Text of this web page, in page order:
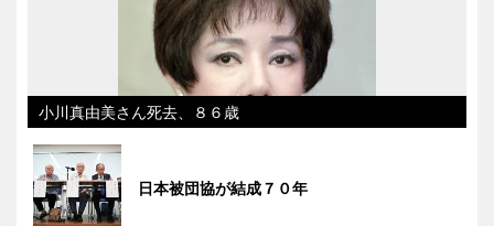
小川真由美さん死去、８６歳
日本被団協が結成７０年